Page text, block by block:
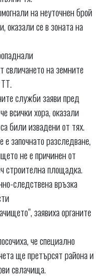
на неуточнен брой
оказали се в зоната на
свличането на земните
служби заяви пред
всички хора, оказали
били извадени от тях.
започнато разследване,
не е причинен от
строителна площадка.
следствена връзка
заявиха органите
че специално
ще претърсят района и
свлачища.